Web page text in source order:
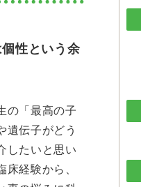
個性という余
の「最高の子
遺伝子がどう
したいと思い
床経験から、